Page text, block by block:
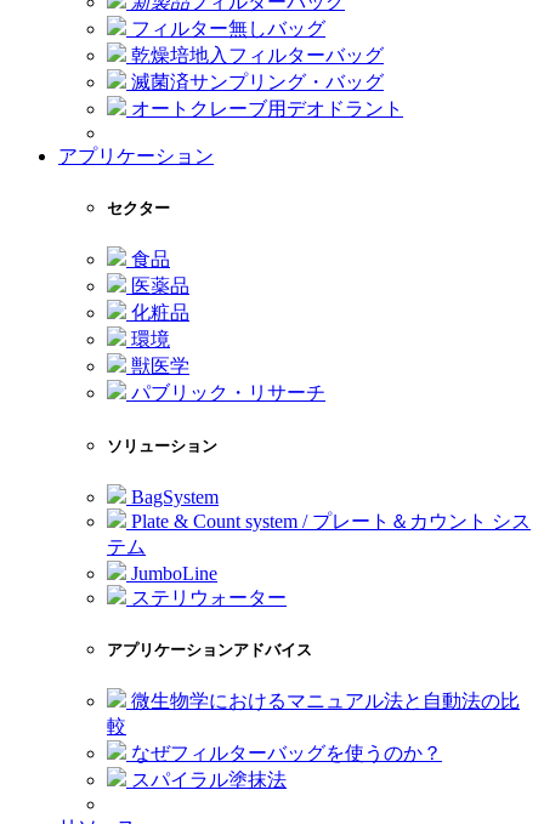
フィルター無しバッグ
乾燥培地入フィルターバッグ
滅菌済サンプリング・バッグ
オートクレーブ用デオドラント
アプリケーション
セクター
食品
医薬品
化粧品
環境
獣医学
パブリック・リサーチ
ソリューション
BagSystem
Plate & Count system / プレート＆カウント シス
テム
JumboLine
ステリウォーター
アプリケーションアドバイス
微生物学におけるマニュアル法と自動法の比
較
なぜフィルターバッグを使うのか？
スパイラル塗抹法